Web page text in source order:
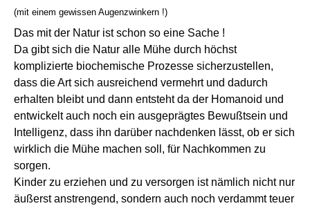
(mit einem gewissen Augenzwinkern !)
Das mit der Natur ist schon so eine Sache !
Da gibt sich die Natur alle Mühe durch höchst
komplizierte biochemische Prozesse sicherzustellen,
dass die Art sich ausreichend vermehrt und dadurch
erhalten bleibt und dann entsteht da der Homanoid und
entwickelt auch noch ein ausgeprägtes Bewußtsein und
Intelligenz, dass ihn darüber nachdenken lässt, ob er sich
wirklich die Mühe machen soll, für Nachkommen zu
sorgen.
Kinder zu erziehen und zu versorgen ist nämlich nicht nur
äußerst anstrengend, sondern auch noch verdammt teuer